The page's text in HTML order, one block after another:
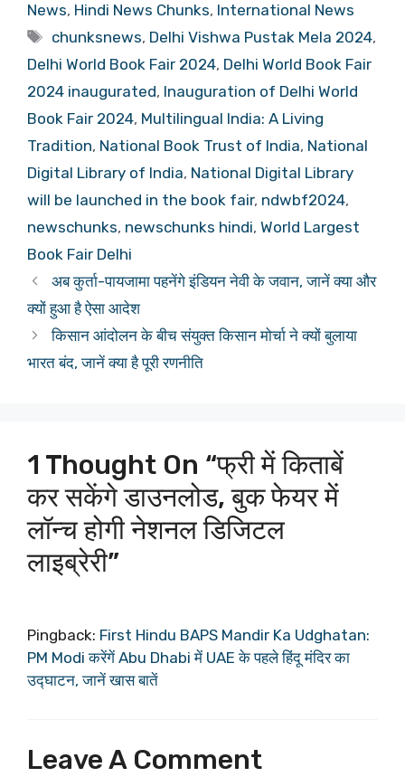
News, Hindi News Chunks, International News
Tags
chunksnews, Delhi Vishwa Pustak Mela 2024,
Delhi World Book Fair 2024, Delhi World Book Fair
2024 inaugurated, Inauguration of Delhi World
Book Fair 2024, Multilingual India: A Living
Tradition, National Book Trust of India, National
Digital Library of India, National Digital Library
will be launched in the book fair, ndwbf2024,
newschunks, newschunks hindi, World Largest
Book Fair Delhi
अब कुर्ता-पायजामा पहनेंगे इंडियन नेवी के जवान, जानें क्या और
क्यों हुआ है ऐसा आदेश
किसान आंदोलन के बीच संयुक्त किसान मोर्चा ने क्यों बुलाया
भारत बंद, जानें क्या है पूरी रणनीति
1 Thought On “फ्री में किताबें
कर सकेंगे डाउनलोड, बुक फेयर में
लॉन्च होगी नेशनल डिजिटल
लाइब्रेरी”
Pingback: First Hindu BAPS Mandir Ka Udghatan:
PM Modi करेंगें Abu Dhabi में UAE के पहले हिंदू मंदिर का
उद्घाटन, जानें खास बातें
Leave A Comment